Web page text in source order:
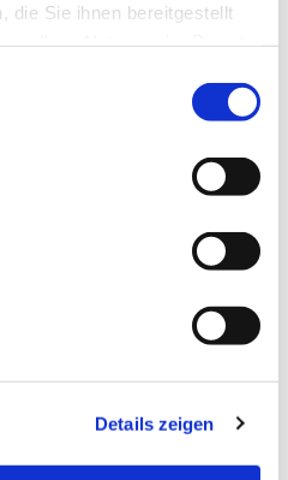
die Sie ihnen bereitgestellt
Details zeigen